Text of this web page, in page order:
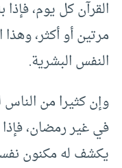
القرآن كل يوم،
مرتين أو أكثر،
النفس البشرية.
وإن كثيرا من
في غير رمضان،
يكشف له مكنون